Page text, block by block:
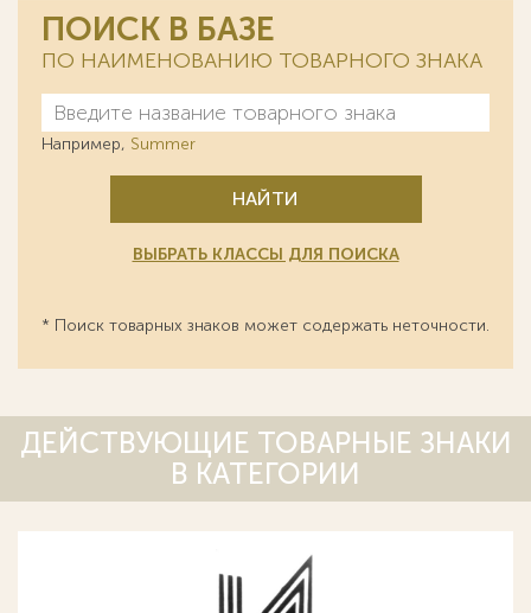
ПОИСК В БАЗЕ
ПО НАИМЕНОВАНИЮ ТОВАРНОГО ЗНАКА
Например, Summer
НАЙТИ
ВЫБРАТЬ КЛАССЫ ДЛЯ ПОИСКА
* Поиск товарных знаков может содержать неточности.
ДЕЙСТВУЮЩИЕ ТОВАРНЫЕ ЗНАКИ
В КАТЕГОРИИ